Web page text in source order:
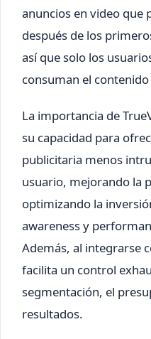
anuncios en video que
después de los
así que solo los
consuman el
La importancia de
su capacidad para
publicitaria menos
usuario, mejorando la
optimizando la
awareness y
Además, al integrarse
facilita un control
segmentación, el
resultados.